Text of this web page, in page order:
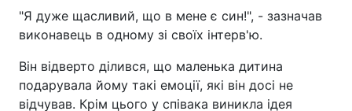
"Я дуже щасливий, що в мене є син!", - зазначав
виконавець в одному зі своїх інтерв'ю.
Він відверто ділився, що маленька дитина
подарувала йому такі емоції, які він досі не
відчував. Крім цього у співака виникла ідея